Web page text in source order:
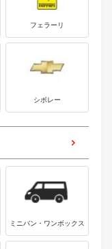
フェラーリ
シボレー
ミニバン・ワンボックス